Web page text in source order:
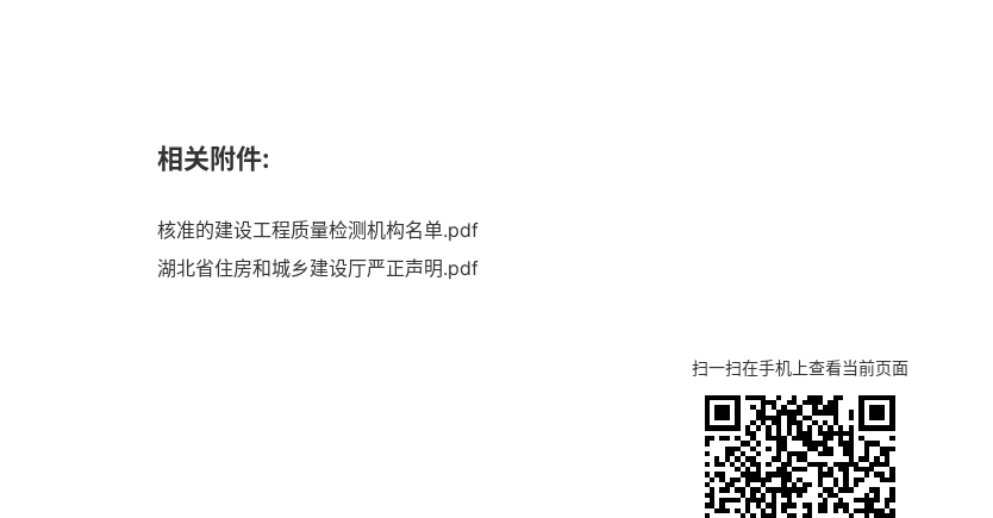
相关附件:
核准的建设工程质量检测机构名单.pdf
湖北省住房和城乡建设厅严正声明.pdf
扫一扫在手机上查看当前页面